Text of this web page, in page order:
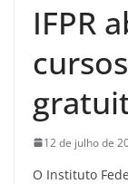
IFPR
12 de julho de
O Instituto